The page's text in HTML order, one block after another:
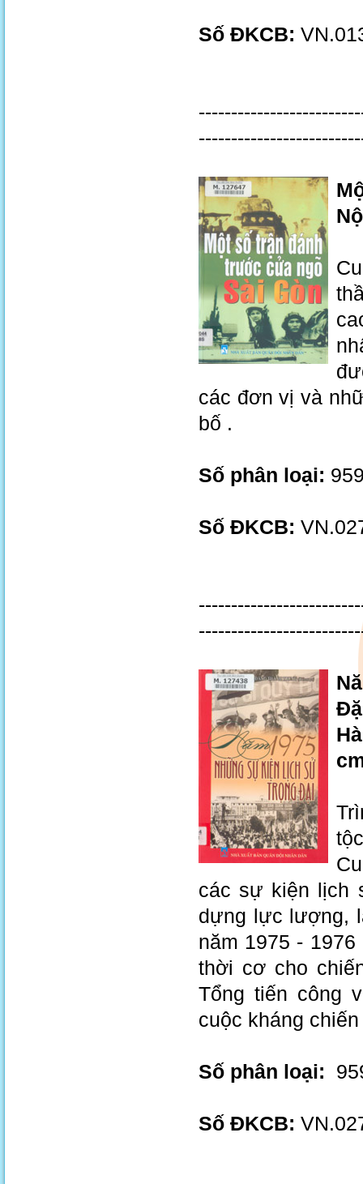
Số ĐKCB:
các đơn vị và
bố .
Số phân loại:
Số ĐKCB:
các sự kiện lịch
dựng lực lượng,
năm 1975 -
thời cơ cho
Tổng tiến công
cuộc kháng
Số phân loại:
Số ĐKCB: